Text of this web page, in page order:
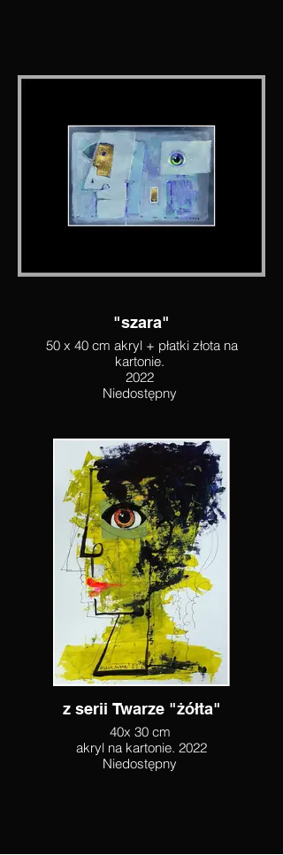
"szara"
50 x 40 cm akryl + płatki złota na
kartonie.
2022
Niedostępny
z serii Twarze "żółta"
40x 30 cm
akryl na kartonie. 2022
Niedostępny